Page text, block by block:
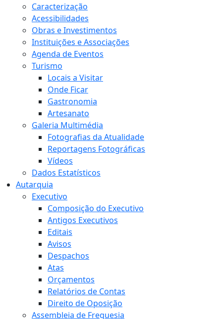
Caracterização
Acessibilidades
Obras e Investimentos
Instituições e Associações
Agenda de Eventos
Turismo
Locais a Visitar
Onde Ficar
Gastronomia
Artesanato
Galeria Multimédia
Fotografias da Atualidade
Reportagens Fotográficas
Vídeos
Dados Estatísticos
Autarquia
Executivo
Composição do Executivo
Antigos Executivos
Editais
Avisos
Despachos
Atas
Orçamentos
Relatórios de Contas
Direito de Oposição
Assembleia de Freguesia